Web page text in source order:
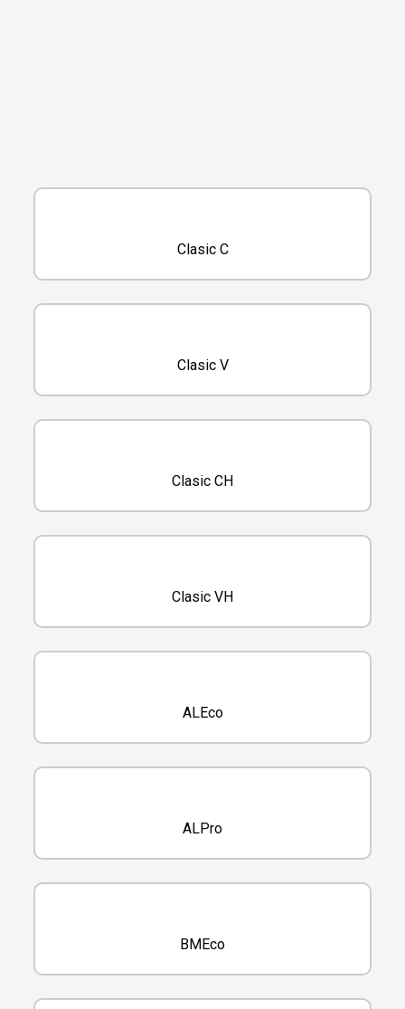
Clasic C
Clasic V
Clasic CH
Clasic VH
ALEco
ALPro
BMEco